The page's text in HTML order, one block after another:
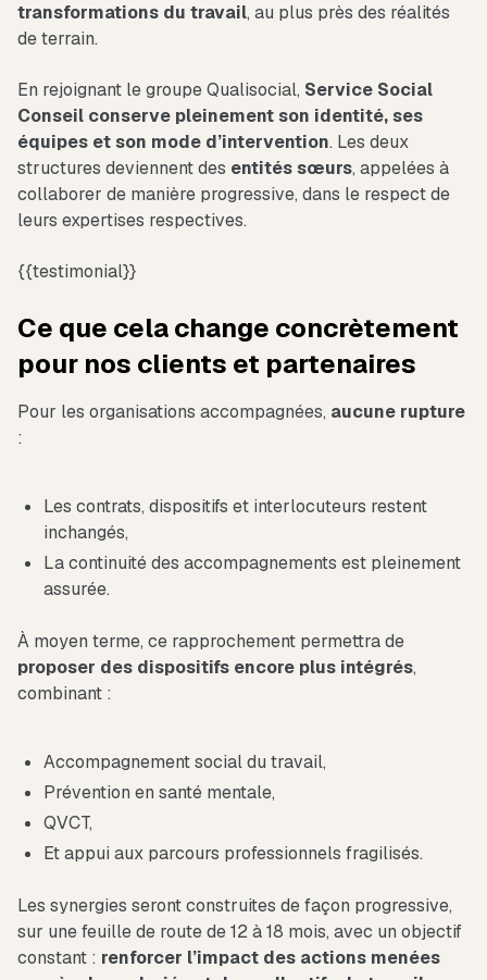
transformations du travail, au plus près des réalités
de terrain.
En rejoignant le groupe Qualisocial, Service Social
Conseil conserve pleinement son identité, ses
équipes et son mode d’intervention. Les deux
structures deviennent des entités sœurs, appelées à
collaborer de manière progressive, dans le respect de
leurs expertises respectives.
{{testimonial}}
Ce que cela change concrètement
pour nos clients et partenaires
Pour les organisations accompagnées, aucune rupture
:
Les contrats, dispositifs et interlocuteurs restent
inchangés,
La continuité des accompagnements est pleinement
assurée.
À moyen terme, ce rapprochement permettra de
proposer des dispositifs encore plus intégrés,
combinant :
Accompagnement social du travail,
Prévention en santé mentale,
QVCT,
Et appui aux parcours professionnels fragilisés.
Les synergies seront construites de façon progressive,
sur une feuille de route de 12 à 18 mois, avec un objectif
constant : renforcer l’impact des actions menées